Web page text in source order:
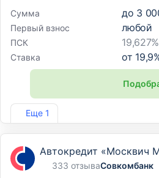
Еще 1
Сумма до 3
Первый взнос любой
ПСК
Ставка от 19,9
Лиц. №254
Автокредит «Москвич
333 отзываСовкомбанк